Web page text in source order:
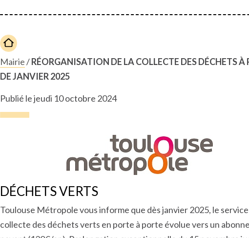
Mairie/RÉORGANISATION DE LA COLLECTE DES DÉCHETS À
DE JANVIER 2025
Publié le jeudi 10 octobre 2024
DÉCHETS VERTS
Toulouse Métropole vous informe que dès janvier 2025, le
collecte des déchets verts en porte à porte évolue vers un